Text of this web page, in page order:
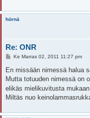
hörnä
Re: ONR
V
e
s
t
i
Ke Marras 02, 2011 11:27 pm
En missään nimessä halua
Mutta totuuden nimessä on
elikäs mielikuvitusta mukaan
Miltäs nuo